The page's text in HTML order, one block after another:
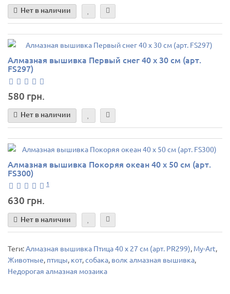
Нет в наличии
Алмазная вышивка Первый снег 40 х 30 см (арт.
FS297)
580 грн.
Нет в наличии
Алмазная вышивка Покоряя океан 40 х 50 см (арт.
FS300)
1
630 грн.
Нет в наличии
Теги:Алмазная вышивка Птица 40 х 27 см (арт. PR299), My-Art,
Животные, птицы, кот,собака, волк алмазная вышивка,
Недорогая алмазная мозаика